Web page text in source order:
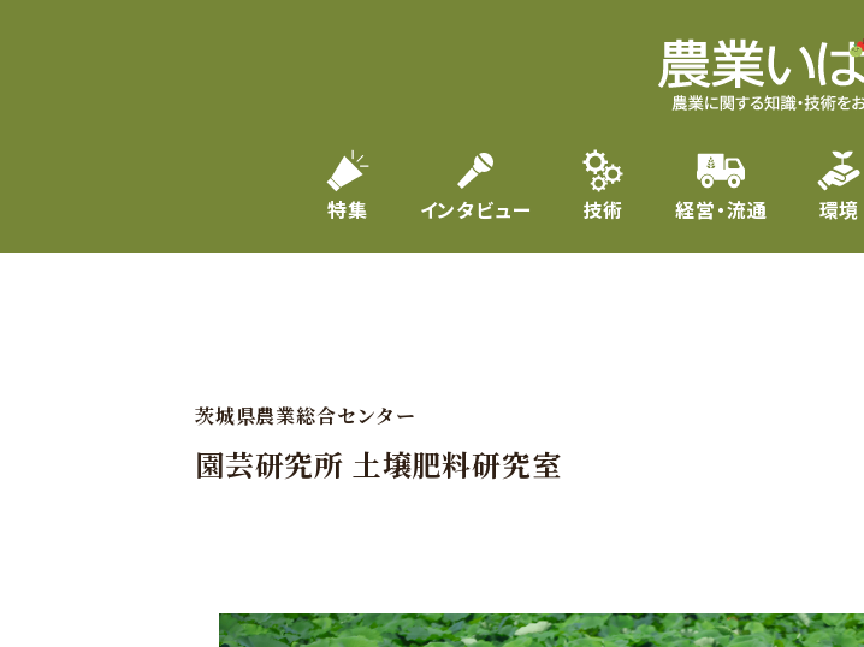
特集 インタビュー 技術 経営・流通 環境
茨城県農業総合センター
園芸研究所 土壌肥料研究室